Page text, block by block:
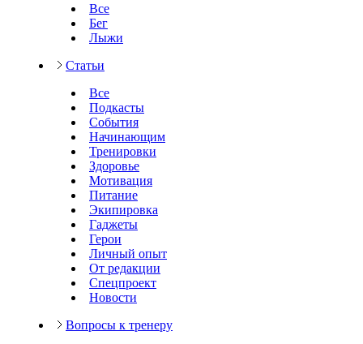
Все
Бег
Лыжи
Статьи
Все
Подкасты
События
Начинающим
Тренировки
Здоровье
Мотивация
Питание
Экипировка
Гаджеты
Герои
Личный опыт
От редакции
Спецпроект
Новости
Вопросы к тренеру